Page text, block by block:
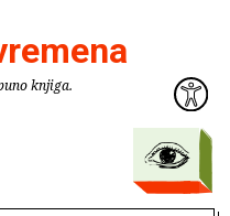
knjiga.